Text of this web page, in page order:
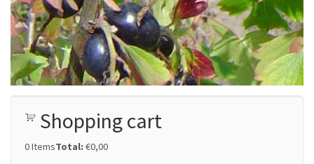
Shopping cart
0ItemsTotal: €0,00